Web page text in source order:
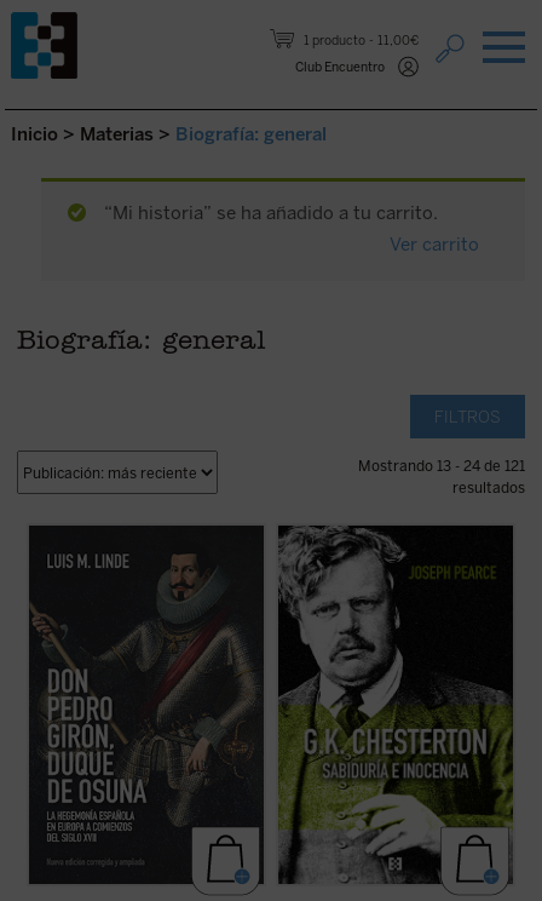
1 producto
11,00€
Club Encuentro
Saltar al contenido.
Inicio > Materias > Biografía: general
“Mi historia” se ha añadido a tu carrito.
Ver carrito
Biografía: general
FILTROS
Mostrando 13 - 24 de 121
resultados
amigo y agente, Francisco de Quevedo, fue
un personaje legendario aún en vida y, con
el tiempo, pasó a ser uno de los más
destacados «réprobos» de la Leyenda
Negra. Su biografía, sin las fantasías y ...
(ver ficha)
Edición 150 aniversario del nacimiento de
Chesterton.
«Pearce consigue que la vida de
Chesterton fluya con pulso de novela (...)
Leer
G.K. Chesterton. Sabiduría e inocencia
es altamente recomendable, salvo que uno
prefiera pasar ...(ver ficha)